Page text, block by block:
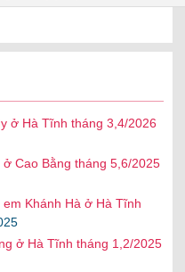
ở Hà Tĩnh tháng 3,4/2026
Cao Bằng tháng 5,6/2025
Khánh Hà ở Hà Tĩnh
ở Hà Tĩnh tháng 1,2/2025